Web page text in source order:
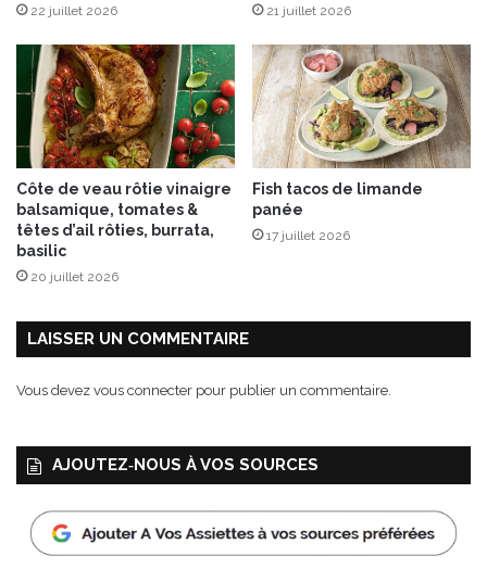
m
s
e
t
c
o
e
x
e
c
22 juillet 2026 21 juillet 2026
Côte de veau rôtie vinaigre
balsamique, tomates &
têtes d’ail rôties, burrata,
basilic
20 juillet 2026
Fish tacos de limande
panée
17 juillet 2026
LAISSER UN COMMENTAIRE
Vous devez vous connecter pour publier un commentaire.
AJOUTEZ‑NOUS À VOS SOURCES